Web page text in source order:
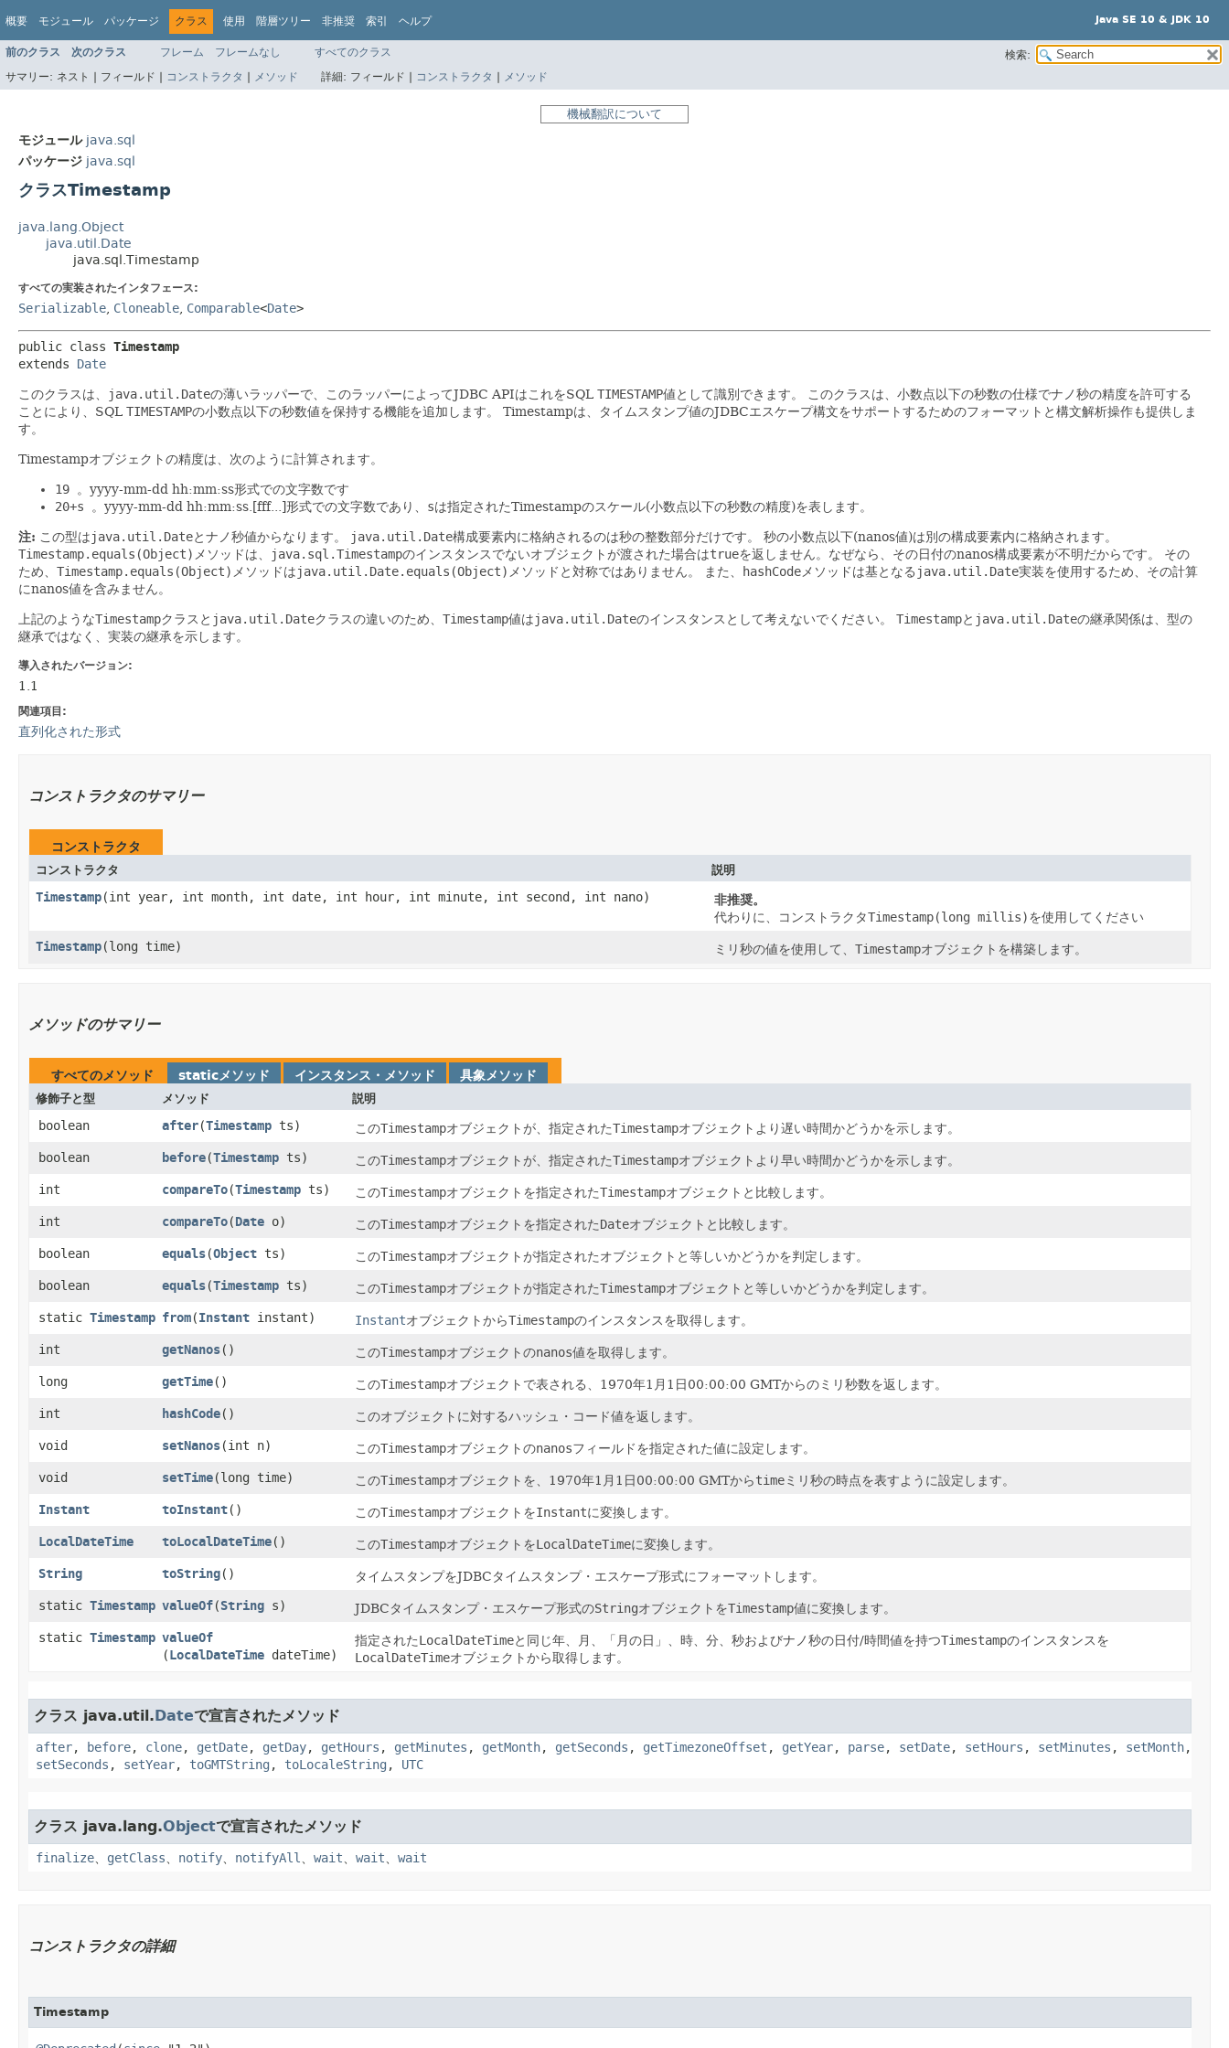
概要 モジュール パッケージ クラス 使用 階層ツリー 非推奨 索引 ヘルプ Java SE 10 & JDK 10
前のクラス 次のクラス フレーム フレームなし すべてのクラス
検索:
サマリー: ネスト | フィールド | コンストラクタ | メソッド 詳細: フィールド | コンストラクタ | メソッド
機械翻訳について
モジュール java.sql
パッケージ java.sql
クラスTimestamp
java.lang.Object
java.util.Date
java.sql.Timestamp
すべての実装されたインタフェース:
Serializable Cloneable Comparable<Date>
public class Timestamp
extends Date
このクラスは、 java.util.Dateの薄いラッパーで、このラッパーによってJDBC APIはこれをSQL TIMESTAMP値として識別できます。
このクラスは、小数点以下の秒数の仕様でナノ秒の精度を許可する
ことにより、SQL TIMESTAMPの小数点以下の秒数値を保持する機能を追加します。
Timestampは、タイムスタンプ値のJDBCエスケープ構文をサポートするためのフォーマットと構文解析操作も提供しま
す。
Timestampオブジェクトの精度は、次のように計算されます。
19 。yyyy-mm-dd hh:mm:ss形式での文字数です
20+s 。yyyy-mm-dd hh:mm:ss.[fff...]形式での文字数であり、 sは指定されたTimestampのスケール(小数点以下の秒数の精度)を表します。
注: この型はjava.util.Dateとナノ秒値からなります。 java.util.Date構成要素内に格納されるのは秒の整数部分だけです。 秒の小数点以下(nanos値)は別の構成要素内に格納されます。
Timestamp.equals(Object) メソッドは、 java.sql.Timestampのインスタンスでないオブジェクトが渡された場合はtrueを返しません。なぜなら、その日付のnanos構成要素が不明だからです。
その
ため、 Timestamp.equals(Object) メソッドはjava.util.Date.equals(Object) メソッドと対称ではありません。 また、 hashCode メソッドは基となる java.util.Date実装を使用するため、その計算
にnanos値を含みません。
上記のようなTimestampクラスと java.util.Dateクラスの違いのため、 Timestamp値はjava.util.Dateのインスタンスとして考えないでください。 Timestampと java.util.Dateの継承関係は、型の
継承ではなく、実装の継承を示します。
導入されたバージョン:
1.1
関連項目:
直列化された形式
コンストラクタのサマリー
コンストラクタ
コンストラクタ 説明
Timestamp​(int year, int month, int date, int hour, int minute, int second, int nano)
非推奨。
代わりに、コンストラクタTimestamp(long millis)を使用してください
Timestamp​(long time) ミリ秒の値を使用して、 Timestampオブジェクトを構築します。
メソッドのサマリー
すべてのメソッド staticメソッド インスタンス・メソッド 具象メソッド
修飾子と型 メソッド 説明
boolean after​(Timestamp ts) このTimestampオブジェクトが、指定されたTimestampオブジェクトより遅い時間かどうかを示します。
boolean before​(Timestamp ts) このTimestampオブジェクトが、指定されたTimestampオブジェクトより早い時間かどうかを示します。
int compareTo​(Timestamp ts) このTimestampオブジェクトを指定されたTimestampオブジェクトと比較します。
int compareTo​(Date o) このTimestampオブジェクトを指定されたDateオブジェクトと比較します。
boolean equals​(Object ts) このTimestampオブジェクトが指定されたオブジェクトと等しいかどうかを判定します。
boolean equals​(Timestamp ts) このTimestampオブジェクトが指定されたTimestampオブジェクトと等しいかどうかを判定します。
static Timestamp from​(Instant instant) InstantオブジェクトからTimestampのインスタンスを取得します。
int getNanos() このTimestampオブジェクトのnanos値を取得します。
long getTime() このTimestampオブジェクトで表される、1970年1月1日00:00:00 GMTからのミリ秒数を返します。
int hashCode() このオブジェクトに対するハッシュ・コード値を返します。
void setNanos​(int n) このTimestampオブジェクトのnanosフィールドを指定された値に設定します。
void setTime​(long time) このTimestampオブジェクトを、1970年1月1日00:00:00 GMTからtimeミリ秒の時点を表すように設定します。
Instant toInstant() このTimestampオブジェクトをInstantに変換します。
LocalDateTime toLocalDateTime() このTimestampオブジェクトをLocalDateTimeに変換します。
String toString() タイムスタンプをJDBCタイムスタンプ・エスケープ形式にフォーマットします。
static Timestamp valueOf​(String s) JDBCタイムスタンプ・エスケープ形式のStringオブジェクトをTimestamp値に変換します。
static Timestamp valueOf
(LocalDateTime dateTime)
指定されたLocalDateTimeと同じ年、月、「月の日」、時、分、秒およびナノ秒の日付/時間値を持つTimestampのインスタンスを
LocalDateTimeオブジェクトから取得します。
クラス java.util.Dateで宣言されたメソッド
after, before, clone, getDate, getDay, getHours , getMinutes , getMonth, getSeconds , getTimezoneOffset , getYear, parse, setDate, setHours , setMinutes , setMonth,
setSeconds , setYear, toGMTString , toLocaleString , UTC
クラス java.lang.Objectで宣言されたメソッド
finalize、 getClass、 notify、 notifyAll、 wait、 wait、 wait
コンストラクタの詳細
Timestamp